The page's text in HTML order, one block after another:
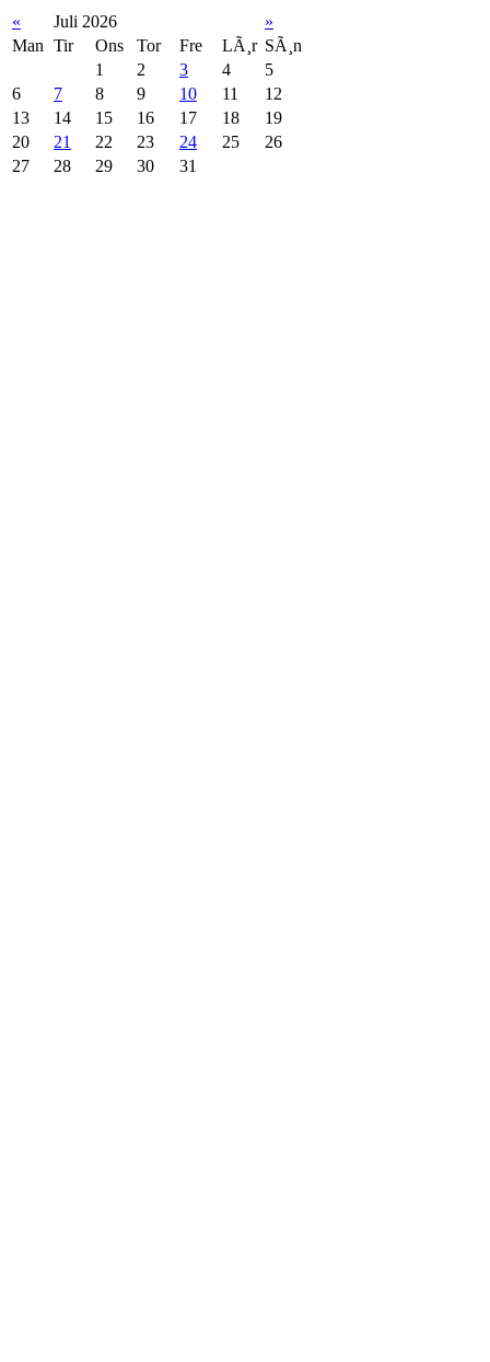
« Juli 2026
»
Man Tir Ons Tor Fre LÃ¸r SÃ¸n
1
2 3 4
5
6
7 8 9 10 11
12
13
14 15 16 17 18
19
20
21 22 23 24 25
26
27
28 29 30 31